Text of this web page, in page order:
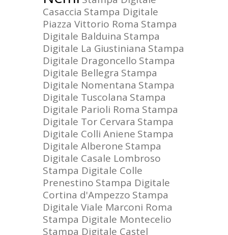
Casaccia Stampa Digitale
Piazza Vittorio Roma Stampa
Digitale Balduina Stampa
Digitale La Giustiniana Stampa
Digitale Dragoncello Stampa
Digitale Bellegra Stampa
Digitale Nomentana Stampa
Digitale Tuscolana Stampa
Digitale Parioli Roma Stampa
Digitale Tor Cervara Stampa
Digitale Colli Aniene Stampa
Digitale Alberone Stampa
Digitale Casale Lombroso
Stampa Digitale Colle
Prenestino Stampa Digitale
Cortina d'Ampezzo Stampa
Digitale Viale Marconi Roma
Stampa Digitale Montecelio
Stampa Digitale Castel